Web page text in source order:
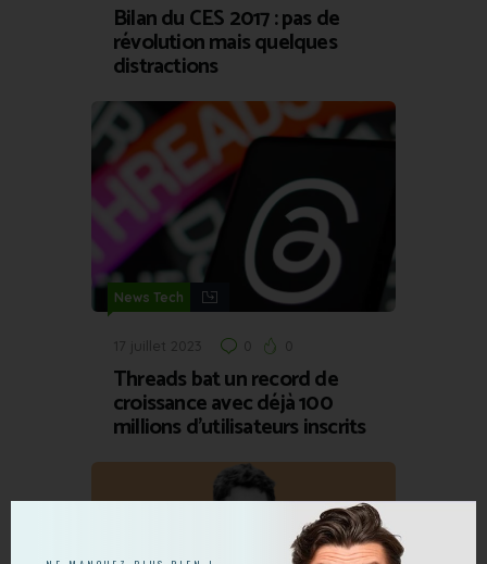
Bilan du CES 2017 : pas de
révolution mais quelques
distractions
News Tech
17 juillet 2023 0 0
Threads bat un record de
croissance avec déjà 100
millions d’utilisateurs inscrits